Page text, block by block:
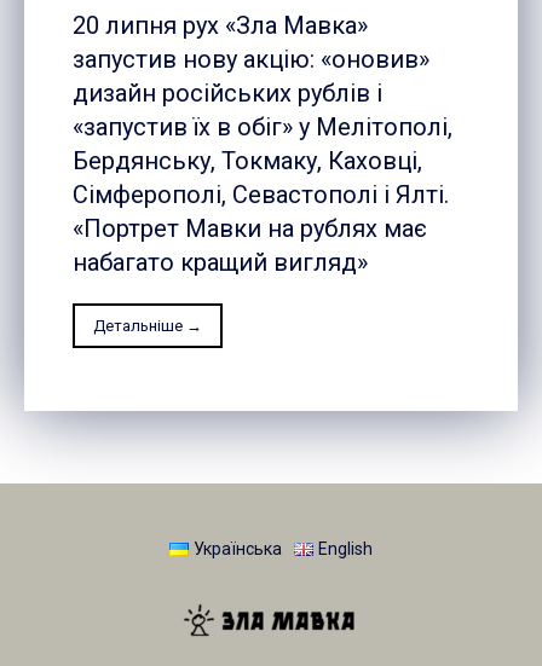
20 липня рух «Зла Мавка»
запустив нову акцію: «оновив»
дизайн російських рублів і
«запустив їх в обіг» у Мелітополі,
Бердянську, Токмаку, Каховці,
Сімферополі, Севастополі і Ялті.
«Портрет Мавки на рублях має
набагато кращий вигляд»
Детальніше →
Українська English